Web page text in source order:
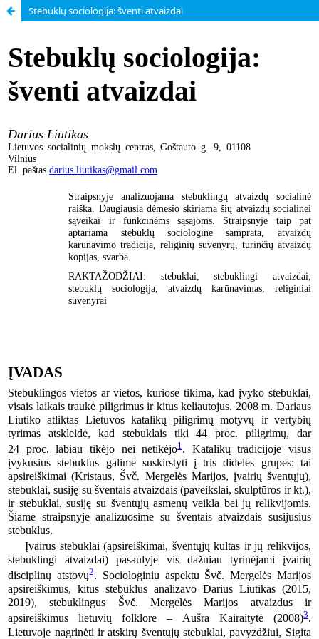
Stebuklų sociologija: šventi atvaizdai